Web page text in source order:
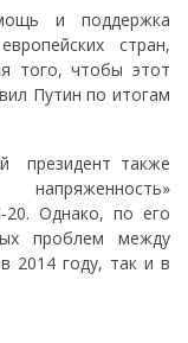
и поддержка
стран,
того, чтобы этот
Путин по итогам
президент также
20. Однако, по его
проблем между
2014 году, так и в